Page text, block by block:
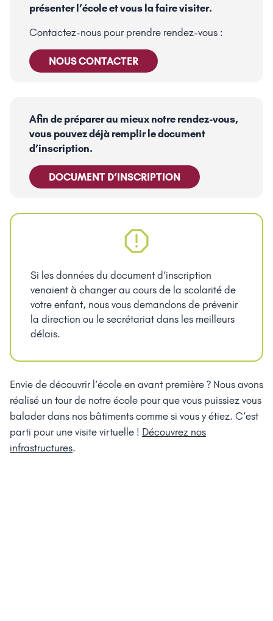
présenter l’école et vous la faire visiter.
Contactez-nous pour prendre rendez-vous :
NOUS CONTACTER
Afin de préparer au mieux notre rendez-vous,
vous pouvez déjà remplir le document
d’inscription.
DOCUMENT D’INSCRIPTION
Si les données du document d’inscription
venaient à changer au cours de la scolarité de
votre enfant, nous vous demandons de prévenir
la direction ou le secrétariat dans les meilleurs
délais.
Envie de découvrir l’école en avant première ? Nous avons
réalisé un tour de notre école pour que vous puissiez vous
balader dans nos bâtiments comme si vous y étiez. C’est
parti pour une visite virtuelle ! Découvrez nos
infrastructures.